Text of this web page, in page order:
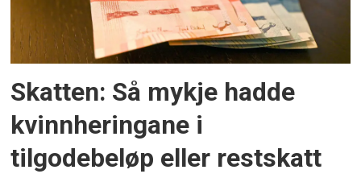
Skatten: Så mykje hadde
kvinnheringane i
tilgodebeløp eller restskatt